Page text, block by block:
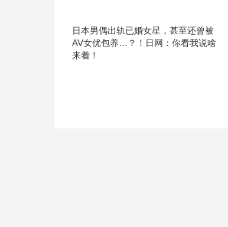
日本男偶出轨已婚女星，甚至还曾被
AV女优包养…？！日网：你看我说啥
来着！